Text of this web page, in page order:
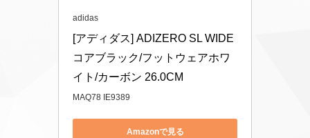
adidas
[アディダス] ADIZERO SL WIDE
コアブラック/フットウェアホワ
イト/カーボン 26.0CM
MAQ78 IE9389
Amazonで見る